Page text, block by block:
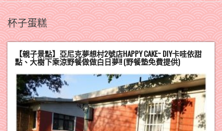
杯子蛋糕
【親子景點】亞尼克夢想村2號店HAPPY CAKE~ DIY卡哇依甜
點、大樹下乘涼野餐做做白日夢!! (野餐墊免費提供)